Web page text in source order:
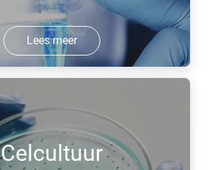
Lees meer
Celcultuur